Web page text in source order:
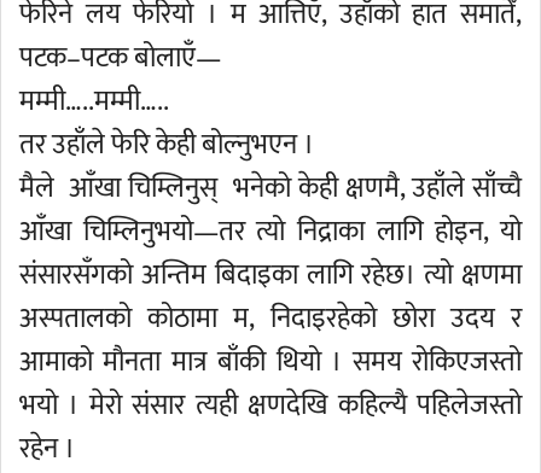
फेरिने लय फेरियो । म आत्तिएँ, उहाँको हात समातेँ,
पटक–पटक बोलाएँ—
मम्मी…..मम्मी…..
तर उहाँले फेरि केही बोल्नुभएन ।
मैले आँखा चिम्लिनुस् भनेको केही क्षणमै, उहाँले साँच्चै
आँखा चिम्लिनुभयो—तर त्यो निद्राका लागि होइन, यो
संसारसँगको अन्तिम बिदाइका लागि रहेछ। त्यो क्षणमा
अस्पतालको कोठामा म, निदाइरहेको छोरा उदय र
आमाको मौनता मात्र बाँकी थियो । समय रोकिएजस्तो
भयो । मेरो संसार त्यही क्षणदेखि कहिल्यै पहिलेजस्तो
रहेन ।